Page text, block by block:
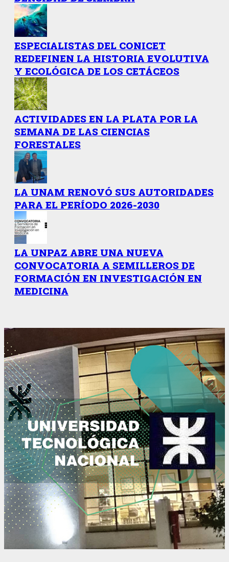
ESPECIALISTAS DEL CONICET
REDEFINEN LA HISTORIA EVOLUTIVA
Y ECOLÓGICA DE LOS CETÁCEOS
ACTIVIDADES EN LA PLATA POR LA
SEMANA DE LAS CIENCIAS
FORESTALES
LA UNAM RENOVÓ SUS AUTORIDADES
PARA EL PERÍODO 2026-2030
LA UNPAZ ABRE UNA NUEVA
CONVOCATORIA A SEMILLEROS DE
FORMACIÓN EN INVESTIGACIÓN EN
MEDICINA